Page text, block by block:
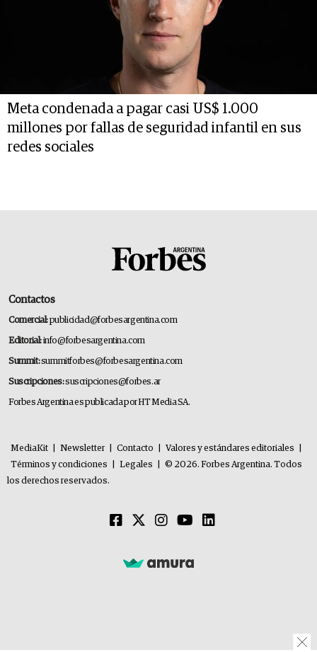
Meta condenada a pagar casi US$ 1.000
millones por fallas de seguridad infantil en sus
redes sociales
Contactos
Comercial:publicidad@forbesargentina.com
Editorial:info@forbesargentina.com
Summit:summitforbes@forbesargentina.com
Suscripciones:suscripciones@forbes.ar
Forbes Argentina es publicada por HT Media SA.
MediaKit Newsletter Contacto Valores y estándares editoriales
Términos y condiciones
Legales
© 2026. Forbes Argentina. Todos
los derechos reservados.